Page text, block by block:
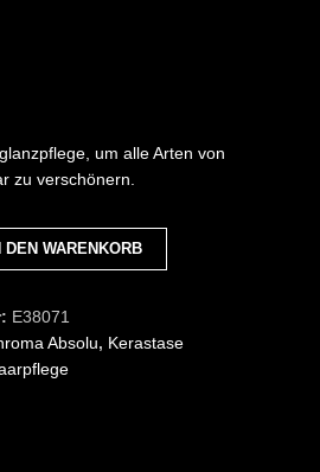
um alle Arten von
zu verschönern.
DEN WARENKORB
E38071
Absolu, Kerastase